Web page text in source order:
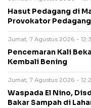
Hasut Pedagang di
Provokator
Jumat, 7 Agustus 2026 -
Pencemaran Kali
Kembali Bening
Jumat, 7 Agustus 2026 -
Waspada El Nino,
Bakar Sampah di